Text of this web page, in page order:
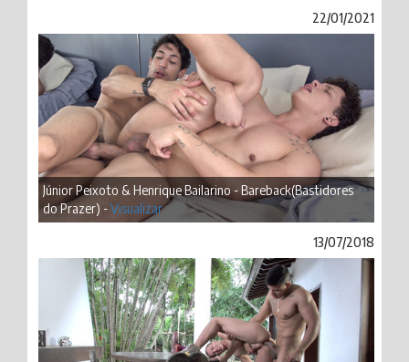
22/01/2021
Júnior Peixoto & Henrique Bailarino - Bareback(Bastidores
do Prazer) -Visualizar
13/07/2018